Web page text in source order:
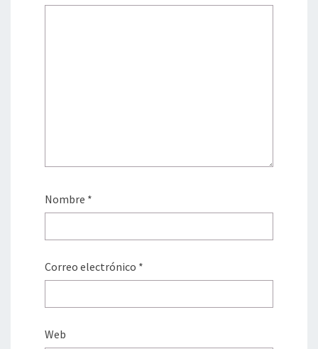
Nombre *
Correo electrónico *
Web